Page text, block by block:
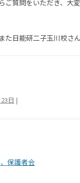
ご質問をいただき、大
た日能研二子玉川校さ
日 |
保護者会